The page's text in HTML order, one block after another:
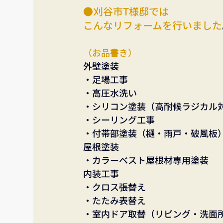
●刈谷市T様邸では
こんなリフォームを行いました
（お品書き）
外壁塗装
・足場工事
・高圧水洗い
・シリコン塗装（高耐候ラジカル
・シーリング工事
・付帯部塗装（樋・雨戸・破風板）
屋根塗装
・カラーベスト屋根材専用塗装
内装工事
・クロス張替え
・たたみ表替え
・室内ドア取替（リビング・洗面